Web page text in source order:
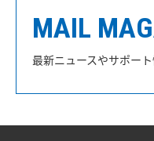
MAIL
最新ニュースやサポー